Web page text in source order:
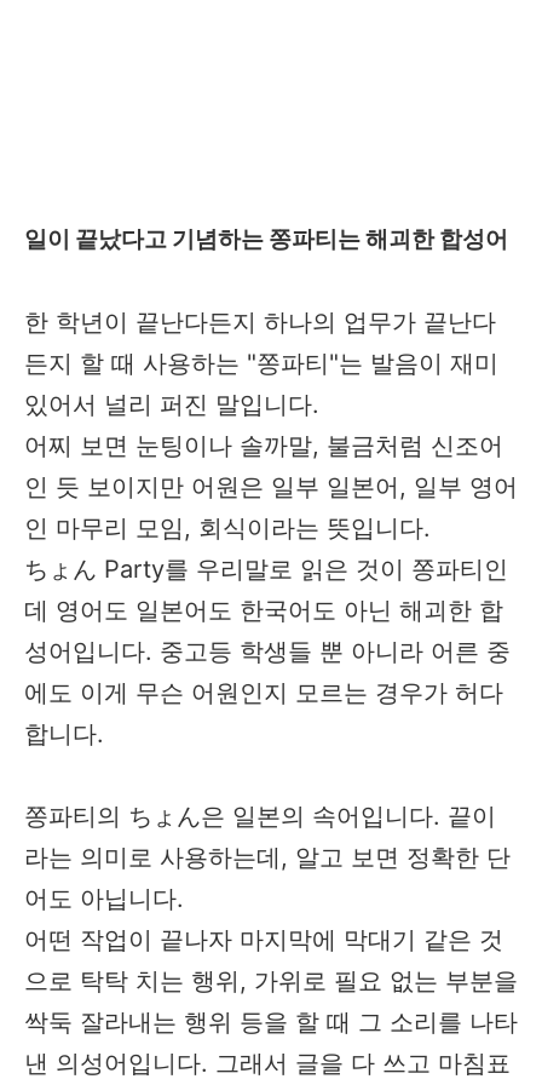
일이 끝났다고 기념하는 쫑파티는 해괴한 합성어
한 학년이 끝난다든지 하나의 업무가 끝난다
든지 할 때 사용하는 "쫑파티"는 발음이 재미
있어서 널리 퍼진 말입니다.
어찌 보면 눈팅이나 솔까말, 불금처럼 신조어
인 듯 보이지만 어원은 일부 일본어, 일부 영어
인 마무리 모임, 회식이라는 뜻입니다.
ちょん Party를 우리말로 읽은 것이 쫑파티인
데 영어도 일본어도 한국어도 아닌 해괴한 합
성어입니다. 중고등 학생들 뿐 아니라 어른 중
에도 이게 무슨 어원인지 모르는 경우가 허다
합니다.
쫑파티의 ちょん은 일본의 속어입니다. 끝이
라는 의미로 사용하는데, 알고 보면 정확한 단
어도 아닙니다.
어떤 작업이 끝나자 마지막에 막대기 같은 것
으로 탁탁 치는 행위, 가위로 필요 없는 부분을
싹둑 잘라내는 행위 등을 할 때 그 소리를 나타
낸 의성어입니다. 그래서 글을 다 쓰고 마침표